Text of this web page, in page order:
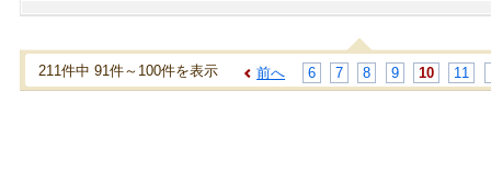
211件中 91件～100件を表示 前へ 6 7 8 9 10 11